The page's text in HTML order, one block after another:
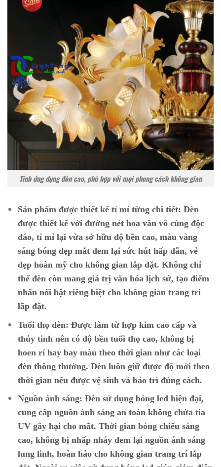
Tính ứng dụng đèn cao, phù hợp với mọi phong cách không gian
Sản phẩm được thiết kế tỉ mỉ từng chi tiết: Đèn
được thiết kế với đường nét hoa văn vô cùng độc
đáo, tỉ mỉ lại vừa sở hữu độ bền cao, màu vàng
sáng bóng đẹp mắt đem lại sức hút hấp dẫn, vẻ
đẹp hoàn mỹ cho không gian lắp đặt. Không chỉ
thế đèn còn mang giá trị văn hóa lịch sử, tạo điểm
nhấn nổi bật riêng biệt cho không gian trang trí
lắp đặt.
Tuổi thọ đèn: Được làm từ hợp kim cao cấp và
thủy tinh nên có độ bền tuổi thọ cao, không bị
hoen rỉ hay bay màu theo thời gian như các loại
đèn thông thường. Đèn luôn giữ được độ mới theo
thời gian nếu được vệ sinh và bảo trì đúng cách.
Nguồn ánh sáng: Đèn sử dụng bóng led hiện đại,
cung cấp nguồn ánh sáng an toàn không chứa tia
UV gây hại cho mắt. Thời gian bóng chiếu sáng
cao, không bị nhấp nháy đem lại nguồn ánh sáng
lung linh, hoàn hảo cho không gian trang trí lắp